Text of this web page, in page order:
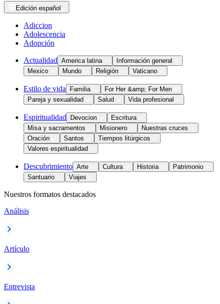
Edición español
Adiccion
Adolescencia
Adopción
Actualidad America latina
Información general
Mexico
Mundo Religión Vaticano
Estilo de vida Familia
For Her &amp; For Men
Pareja y sexualidad
Salud Vida profesional
Espiritualidad Devocion
Escritura
Misa y sacramentos
Misionero
Nuestras cruces
Oración
Santos
Tiempos litúrgicos
Valores espiritualidad
Descubrimiento Arte Cultura Historia
Patrimonio
Santuario
Viajes
Nuestros formatos destacados
Análisis
Artículo
Entrevista